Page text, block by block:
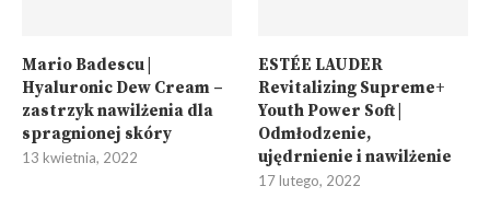
Mario Badescu |
Hyaluronic Dew Cream –
zastrzyk nawilżenia dla
spragnionej skóry
13 kwietnia, 2022
ESTÉE LAUDER
Revitalizing Supreme+
Youth Power Soft |
Odmłodzenie,
ujędrnienie i nawilżenie
17 lutego, 2022